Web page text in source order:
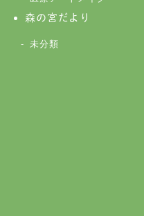
森の宮だより
未分類